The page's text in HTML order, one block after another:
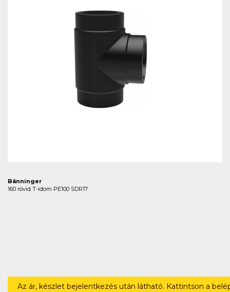
Bänninger
160 rövid T-idom PE100 SDR17
Az ár, készlet bejelentkezés után látható. Kattintson a